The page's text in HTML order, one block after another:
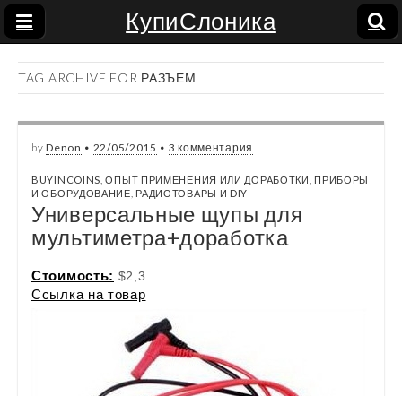
КупиСлоника
TAG ARCHIVE FOR РАЗЪЕМ
byDenon • 22/05/2015 • 3 комментария
BUYINCOINS ,ОПЫТ ПРИМЕНЕНИЯ ИЛИ ДОРАБОТКИ
ПРИБОРЫ
И ОБОРУДОВАНИЕ РАДИОТОВАРЫ И DIY
Универсальные щупы для
мультиметра+доработка
Стоимость: $2,3
Ссылка на товар